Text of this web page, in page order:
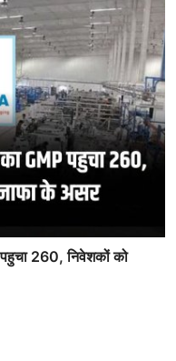
260, निवेशकों को